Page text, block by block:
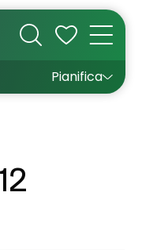
Pianifica
arrivare